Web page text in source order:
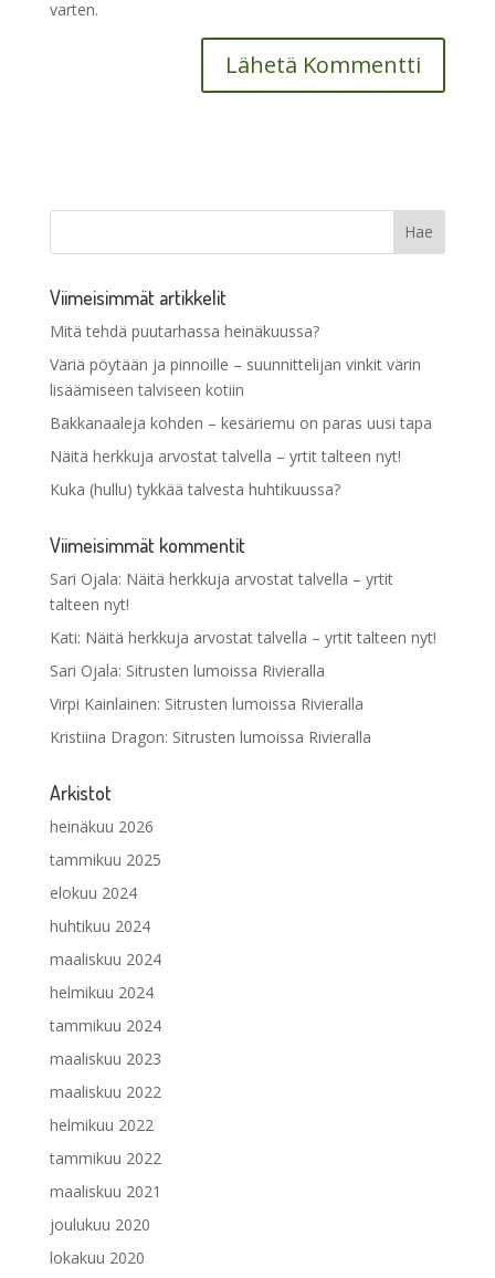
varten.
Viimeisimmät artikkelit
Mitä tehdä puutarhassa heinäkuussa?
Väriä pöytään ja pinnoille – suunnittelijan vinkit värin
lisäämiseen talviseen kotiin
Bakkanaaleja kohden – kesäriemu on paras uusi tapa
Näitä herkkuja arvostat talvella – yrtit talteen nyt!
Kuka (hullu) tykkää talvesta huhtikuussa?
Viimeisimmät kommentit
Sari Ojala: Näitä herkkuja arvostat talvella – yrtit
talteen nyt!
Kati: Näitä herkkuja arvostat talvella – yrtit talteen nyt!
Sari Ojala: Sitrusten lumoissa Rivieralla
Virpi Kainlainen: Sitrusten lumoissa Rivieralla
Kristiina Dragon: Sitrusten lumoissa Rivieralla
Arkistot
heinäkuu 2026
tammikuu 2025
elokuu 2024
huhtikuu 2024
maaliskuu 2024
helmikuu 2024
tammikuu 2024
maaliskuu 2023
maaliskuu 2022
helmikuu 2022
tammikuu 2022
maaliskuu 2021
joulukuu 2020
lokakuu 2020